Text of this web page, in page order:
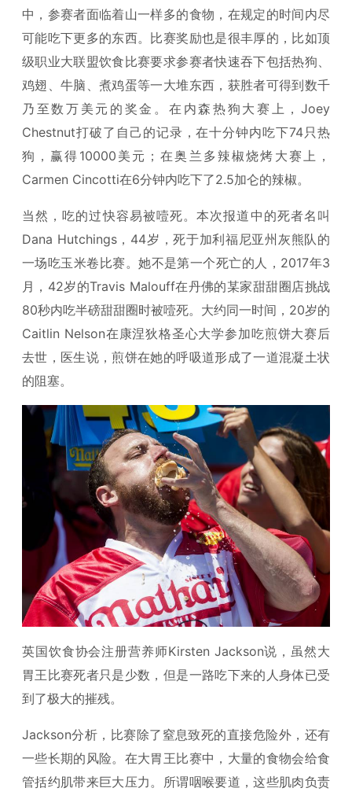
中，参赛者面临着山一样多的食物，在规定的时间内尽
可能吃下更多的东西。比赛奖励也是很丰厚的，比如顶
级职业大联盟饮食比赛要求参赛者快速吞下包括热狗、
鸡翅、牛脑、煮鸡蛋等一大堆东西，获胜者可得到数千
乃至数万美元的奖金。在内森热狗大赛上，Joey
Chestnut打破了自己的记录，在十分钟内吃下74只热
狗，赢得10000美元；在奥兰多辣椒烧烤大赛上，
Carmen Cincotti在6分钟内吃下了2.5加仑的辣椒。
当然，吃的过快容易被噎死。本次报道中的死者名叫
Dana Hutchings，44岁，死于加利福尼亚州灰熊队的
一场吃玉米卷比赛。她不是第一个死亡的人，2017年3
月，42岁的Travis Malouff在丹佛的某家甜甜圈店挑战
80秒内吃半磅甜甜圈时被噎死。大约同一时间，20岁的
Caitlin Nelson在康涅狄格圣心大学参加吃煎饼大赛后
去世，医生说，煎饼在她的呼吸道形成了一道混凝土状
的阻塞。
英国饮食协会注册营养师Kirsten Jackson说，虽然大
胃王比赛死者只是少数，但是一路吃下来的人身体已受
到了极大的摧残。
Jackson分析，比赛除了窒息致死的直接危险外，还有
一些长期的风险。在大胃王比赛中，大量的食物会给食
管括约肌带来巨大压力。所谓咽喉要道，这些肌肉负责